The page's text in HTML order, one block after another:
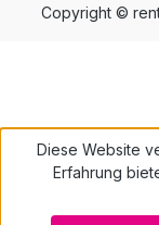
Copyright ©
Diese Website
Erfahrung